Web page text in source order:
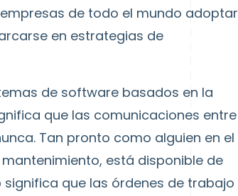
de todo el mundo adoptar
en estrategias de
de software basados en la
que las comunicaciones entre
Tan pronto como alguien en el
está disponible de
que las órdenes de trabajo